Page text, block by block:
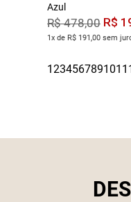
Azul
R$ 478,00 R$
1x de R$ 191,00 sem